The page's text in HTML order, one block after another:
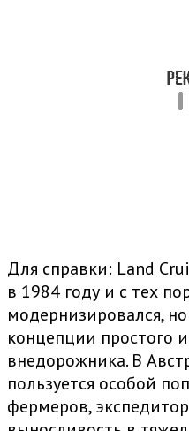
Для справки: Land
в 1984 году и с тех
модернизировался,
концепции простого
внедорожника. В
пользуется особой
фермеров,